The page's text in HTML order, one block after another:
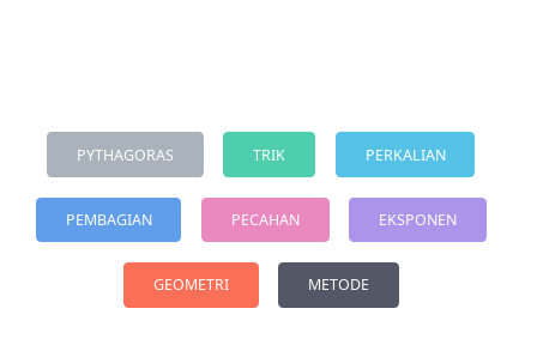
PYTHAGORAS TRIK PERKALIAN
PEMBAGIAN PECAHAN EKSPONEN
GEOMETRI METODE